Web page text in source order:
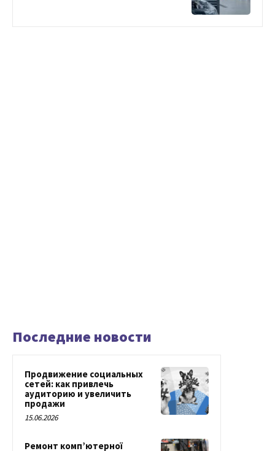
Последние новости
Продвижение социальных
сетей: как привлечь
аудиторию и увеличить
продажи
15.06.2026
Ремонт комп’ютерної